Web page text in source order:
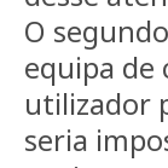
O
equipa de
utilizador
seria